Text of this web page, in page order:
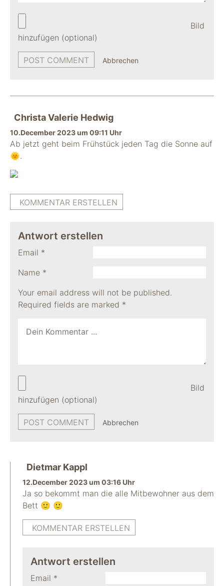
Bild
hinzufügen (optional)
Abbrechen
Christa Valerie Hedwig
10.December 2023 um 09:11 Uhr
Ab jetzt geht beim Frühstück jeden Tag die Sonne auf
🌞.
KOMMENTAR ERSTELLEN
Antwort erstellen
Your email address will not be published.
Required fields are marked *
Name *
Email *
Bild
hinzufügen (optional)
Abbrechen
Dietmar Kappl
12.December 2023 um 03:16 Uhr
Ja so bekommt man die alle Mitbewohner aus dem
Bett 🙂 🙂
KOMMENTAR ERSTELLEN
Antwort erstellen
Email *